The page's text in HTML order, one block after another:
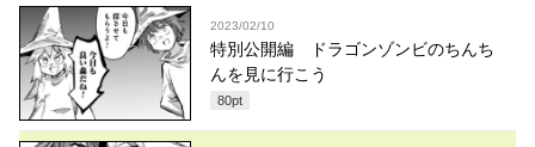
2023/02/10
特別公開編 ドラゴンゾンビのちんち
んを見に行こう
80pt